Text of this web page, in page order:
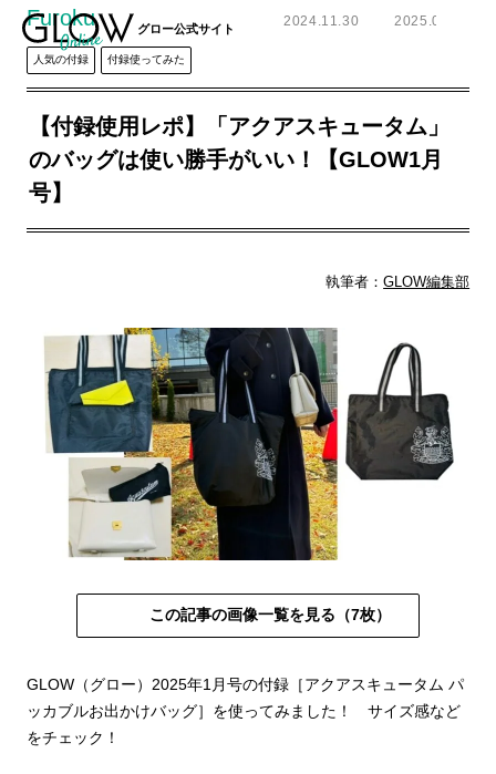
グロー公式サイト
2024.11.30 2025.01.27
Furoku
人気の付録 付録使ってみた
【付録使用レポ】「アクアスキュータム」
のバッグは使い勝手がいい！【GLOW1月
号】
執筆者：GLOW編集部
この記事の画像一覧を見る（7枚）
GLOW（グロー）2025年1月号の付録［アクアスキュータム パ
ッカブルお出かけバッグ］を使ってみました！ サイズ感など
をチェック！